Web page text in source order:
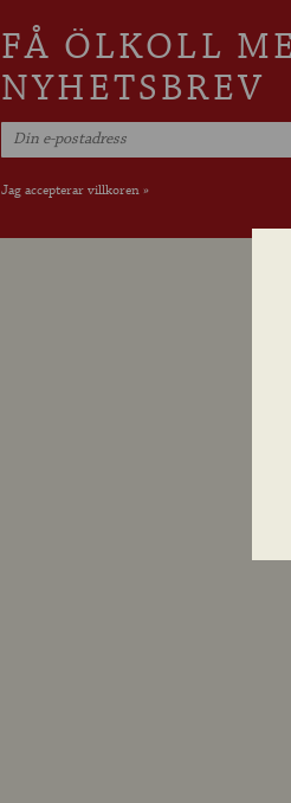
FÅ ÖLKOLL
NYHETSBREV
Jag accepterar villkoren »